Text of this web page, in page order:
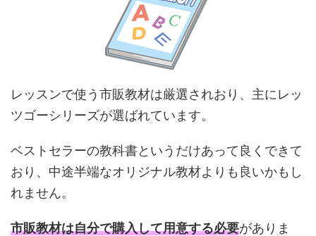
レッスンで使う市販教材は厳選されおり、主にレッ
ツゴーシリーズが選ばれています。
ベストセラーの教科書というだけあって良くできて
おり、中途半端なオリジナル教材よりも良いかもし
れません。
市販教材は自分で購入して用意する必要がありま